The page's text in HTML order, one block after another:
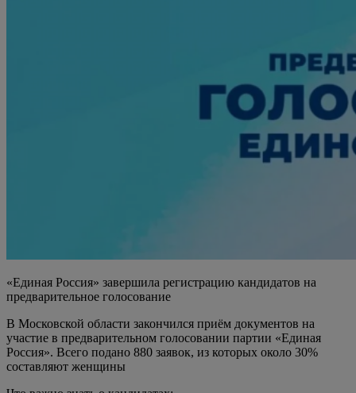
«Единая Россия» завершила регистрацию кандидатов на
предварительное голосование
В Московской области закончился приём документов на
участие в предварительном голосовании партии «Единая
Россия». Всего подано 880 заявок, из которых около 30%
составляют женщины